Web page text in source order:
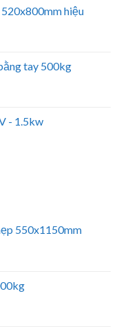
520x800mm hiệu
tay 500kg
- 1.5kw
550x1150mm